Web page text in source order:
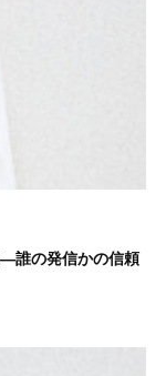
誰の発信かの信頼